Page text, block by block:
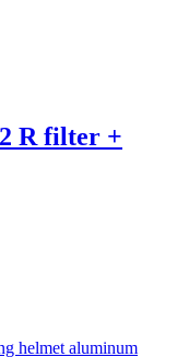
R filter +